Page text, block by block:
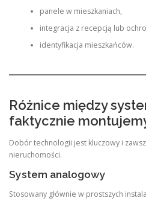
panele w mieszkaniach,
integracja z recepcją lub
identyfikacja mieszkańców.
Różnice między
faktycznie
Dobór technologii jest kluczowy i
nieruchomości.
System analogowy
Stosowany głównie w prostszych